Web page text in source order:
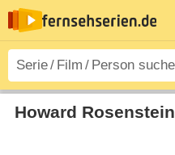
Howard Rosenstein